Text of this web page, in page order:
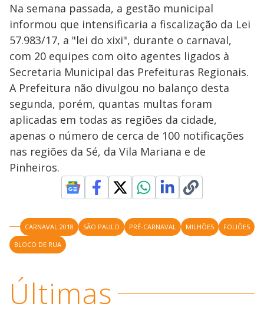
Na semana passada, a gestão municipal
informou que intensificaria a fiscalização da Lei
57.983/17, a "lei do xixi", durante o carnaval,
com 20 equipes com oito agentes ligados à
Secretaria Municipal das Prefeituras Regionais.
A Prefeitura não divulgou no balanço desta
segunda, porém, quantas multas foram
aplicadas em todas as regiões da cidade,
apenas o número de cerca de 100 notificações
nas regiões da Sé, da Vila Mariana e de
Pinheiros.
CARNAVAL 2018 SÃO PAULO PRÉ-CARNAVAL MILHÕES
FOLIÕES
BLOCO DE RUA
Últimas